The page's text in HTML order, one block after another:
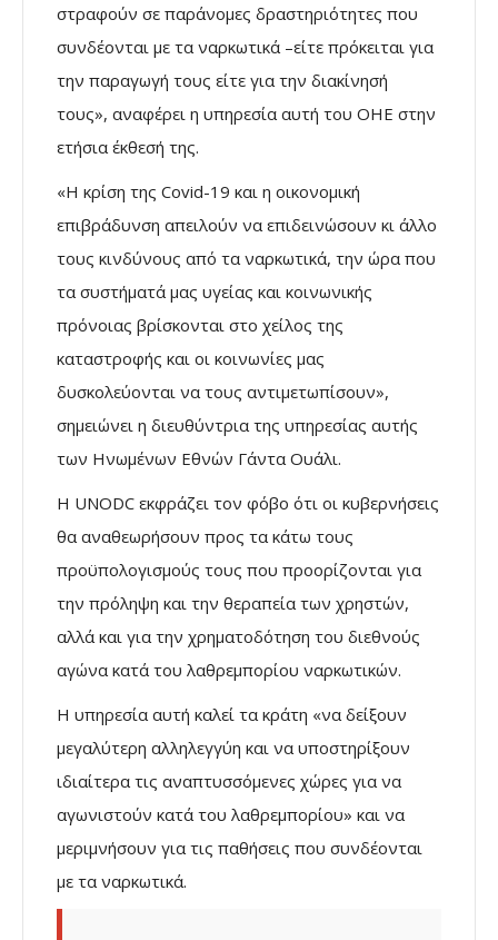
στραφούν σε παράνομες δραστηριότητες που
συνδέονται με τα ναρκωτικά –είτε πρόκειται για
την παραγωγή τους είτε για την διακίνησή
τους», αναφέρει η υπηρεσία αυτή του ΟΗΕ στην
ετήσια έκθεσή της.
«Η κρίση της Covid-19 και η οικονομική
επιβράδυνση απειλούν να επιδεινώσουν κι άλλο
τους κινδύνους από τα ναρκωτικά, την ώρα που
τα συστήματά μας υγείας και κοινωνικής
πρόνοιας βρίσκονται στο χείλος της
καταστροφής και οι κοινωνίες μας
δυσκολεύονται να τους αντιμετωπίσουν»,
σημειώνει η διευθύντρια της υπηρεσίας αυτής
των Ηνωμένων Εθνών Γάντα Ουάλι.
Η UNODC εκφράζει τον φόβο ότι οι κυβερνήσεις
θα αναθεωρήσουν προς τα κάτω τους
προϋπολογισμούς τους που προορίζονται για
την πρόληψη και την θεραπεία των χρηστών,
αλλά και για την χρηματοδότηση του διεθνούς
αγώνα κατά του λαθρεμπορίου ναρκωτικών.
Η υπηρεσία αυτή καλεί τα κράτη «να δείξουν
μεγαλύτερη αλληλεγγύη και να υποστηρίξουν
ιδιαίτερα τις αναπτυσσόμενες χώρες για να
αγωνιστούν κατά του λαθρεμπορίου» και να
μεριμνήσουν για τις παθήσεις που συνδέονται
με τα ναρκωτικά.